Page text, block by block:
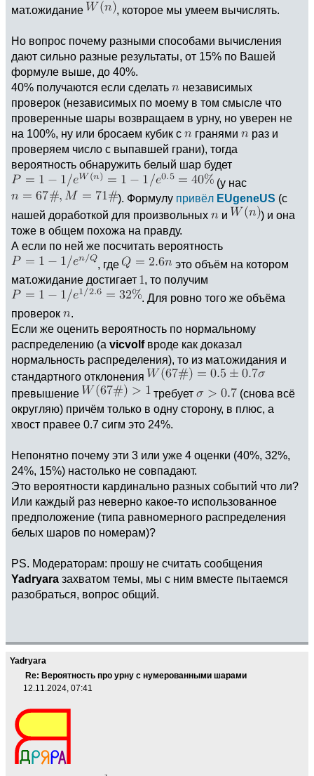
мат.ожидание
, которое мы умеем вычислять.
Но вопрос почему разными способами вычисления
дают сильно разные результаты, от 15% по Вашей
формуле выше, до 40%.
40% получаются если сделать
независимых
проверок (независимых по моему в том смысле что
проверенные шары возвращаем в урну, но уверен не
на 100%, ну или бросаем кубик с
гранями
раз и
проверяем число с выпавшей грани), тогда
вероятность обнаружить белый шар будет
(у нас
). Формулу привёл EUgeneUS (с
нашей доработкой для произвольных
и
) и она
тоже в общем похожа на правду.
А если по ней же посчитать вероятность
, где
это объём на котором
мат.ожидание достигает
, то получим
. Для ровно того же объёма
проверок
Если же оценить вероятность по нормальному
распределению (а vicvolfвроде как доказал
нормальность распределения), то из мат.ожидания и
стандартного отклонения
превышение
требует
(снова всё
округляю) причём только в одну сторону, в плюс, а
хвост правее 0.7 сигм это 24%.
Непонятно почему эти 3 или уже 4 оценки (40%, 32%,
24%, 15%) настолько не совпадают.
Это вероятности кардинально разных событий что ли?
Или каждый раз неверно какое-то использованное
предположение (типа равномерного распределения
белых шаров по номерам)?
PS. Модераторам: прошу не считать сообщения
Yadryara захватом темы, мы с ним вместе пытаемся
разобраться, вопрос общий.
Yadryara
Re: Вероятность про урну с нумерованными шарами
12.11.2024, 07:41